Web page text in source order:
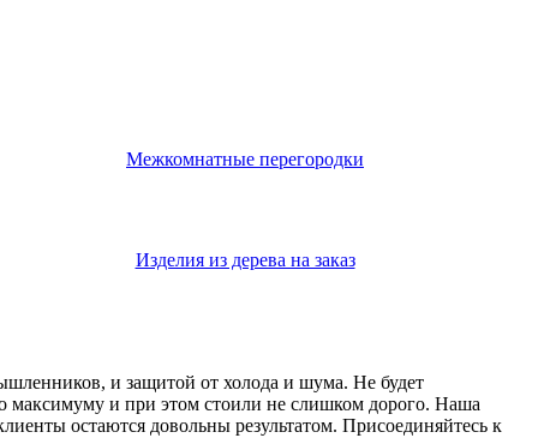
Межкомнатные перегородки
Изделия из дерева на заказ
и защитой от холода и шума. Не будет
максимуму и при этом стоили не слишком дорого. Наша
остаются довольны результатом. Присоединяйтесь к